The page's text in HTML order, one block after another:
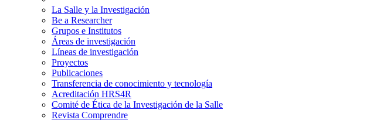
La Salle y la Investigación
Be a Researcher
Grupos e Institutos
Áreas de investigación
Líneas de investigación
Proyectos
Publicaciones
Transferencia de conocimiento y tecnología
Acreditación HRS4R
Comité de Ética de la Investigación de la Salle
Revista Comprendre